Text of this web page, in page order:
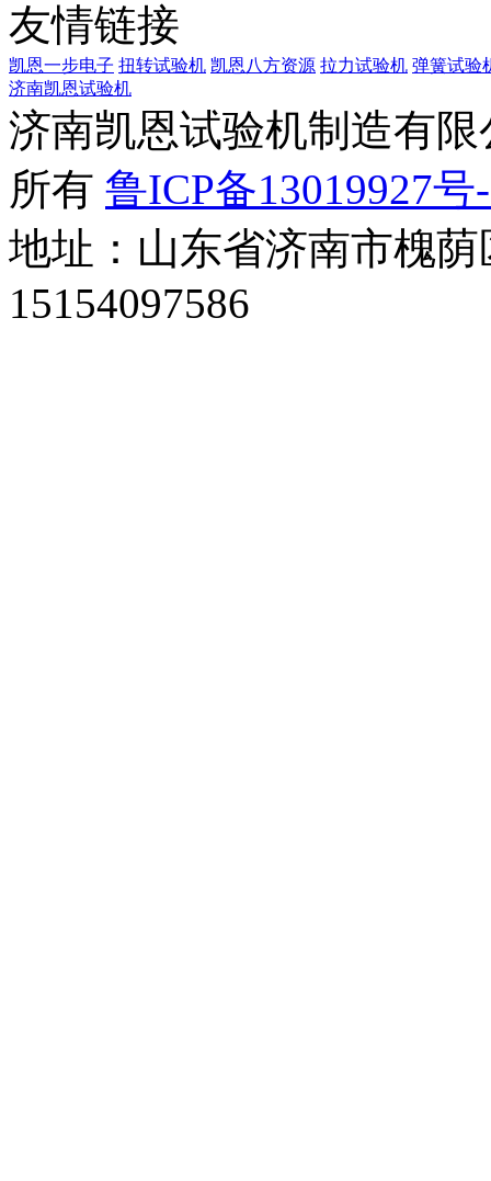
友情链接
凯恩一步电子 扭转试验机 凯恩八方资源 拉力试验机 弹簧试验
济南凯恩试验机
济南凯恩试验机制造有
所有 鲁ICP备13019927号
地址：山东省济南市槐
15154097586